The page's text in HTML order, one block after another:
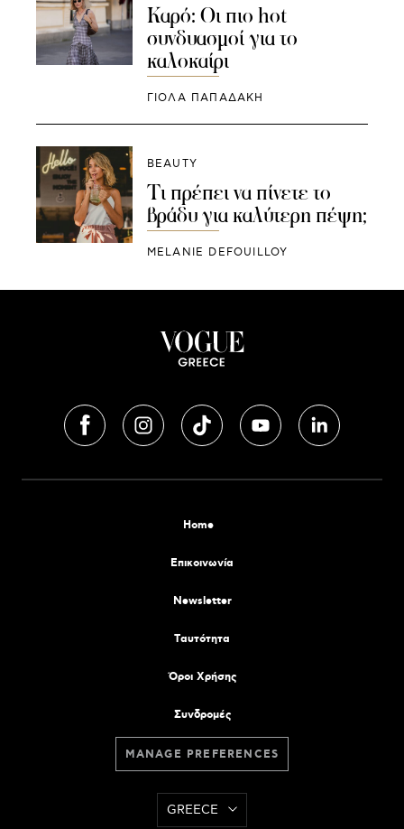
Καρό: Οι πιο hot
συνδυασμοί για το
καλοκαίρι
ΓΙΌΛΑ ΠΑΠΑΔΆΚΗ
BEAUTY
Τι πρέπει να πίνετε το
βράδυ για καλύτερη πέψη;
MELANIE DEFOUILLOY
Home
Επικοινωνία
Newsletter
Tαυτότητα
Όροι Χρήσης
Συνδρομές
MANAGE PREFERENCES
GREECE